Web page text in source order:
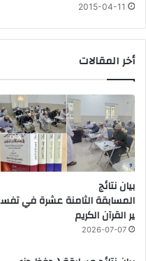
2015-04-11
أخر المقالات
بيان نتائج
المسابقة الثامنة عشرة في تفس
ير القرآن الكريم
2026-07-07